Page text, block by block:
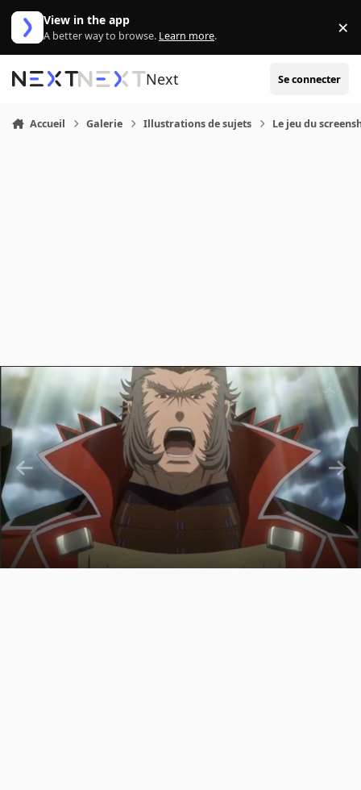
Aller au contenu
View in the app
A better way to browse. Learn more. ×
Next Se connecter
Accueil Galerie Illustrations de sujets Le jeu du